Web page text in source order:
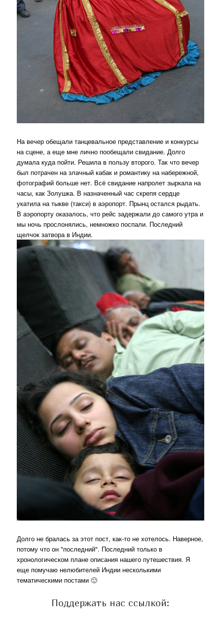
На вечер обещали танцевальное представление и конкурсы
на сцене, а еще мне лично пообещали свидание. Долго
думала куда пойти. Решила в пользу второго. Так что вечер
был потрачен на злачный кабак и романтику на набережной,
фотографий больше нет. Всё свидание напролет зыркала на
часы, как Золушка. В назначенный час скрепя сердце
укатила на тыкве (такси) в аэропорт. Прынц остался рыдать.
В аэропорту оказалось, что рейс задержали до самого утра и
мы ночь прослонялись, немножко поспали. Последний
щелчок затвора в Индии.
Долго не бралась за этот пост, как-то не хотелось. Наверное,
потому что он "последний". Последний только в
хронологическом плане описания нашего путешествия. Я
еще помучаю нелюбителей Индии несколькими
тематическими постами 🙂
Поддержать нас ссылкой: